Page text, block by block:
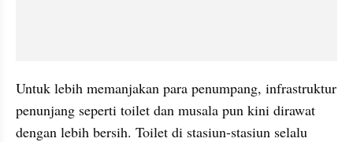
Untuk lebih memanjakan para penumpang, infrastruktur
penunjang seperti toilet dan musala pun kini dirawat
dengan lebih bersih. Toilet di stasiun-stasiun selalu